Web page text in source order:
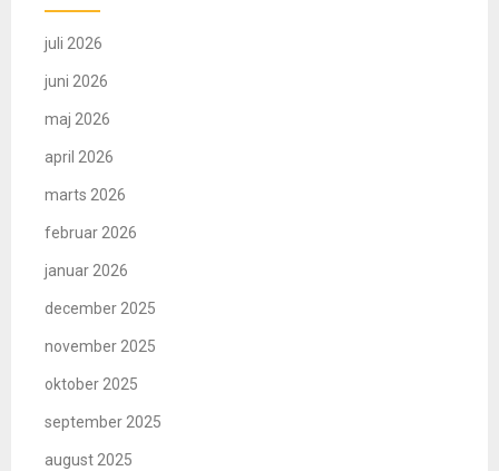
juli 2026
juni 2026
maj 2026
april 2026
marts 2026
februar 2026
januar 2026
december 2025
november 2025
oktober 2025
september 2025
august 2025